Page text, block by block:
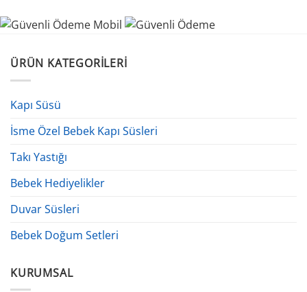
ÜRÜN KATEGORILERI
Kapı Süsü
İsme Özel Bebek Kapı Süsleri
Takı Yastığı
Bebek Hediyelikler
Duvar Süsleri
Bebek Doğum Setleri
KURUMSAL